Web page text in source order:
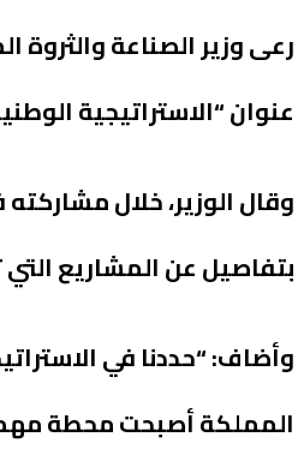
رعى وزير الصناعة
عنوان “الاستراتيجية
وقال الوزير، خلال
بتفاصيل عن المشاريع التي
المملكة أصبحت محطة